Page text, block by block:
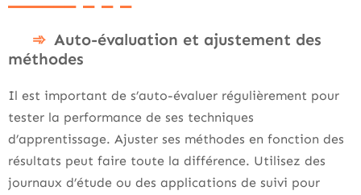
Auto-évaluation et ajustement des
méthodes
Il est important de s’auto-évaluer régulièrement pour
tester la performance de ses techniques
d’apprentissage. Ajuster ses méthodes en fonction des
résultats peut faire toute la différence. Utilisez des
journaux d’étude ou des applications de suivi pour